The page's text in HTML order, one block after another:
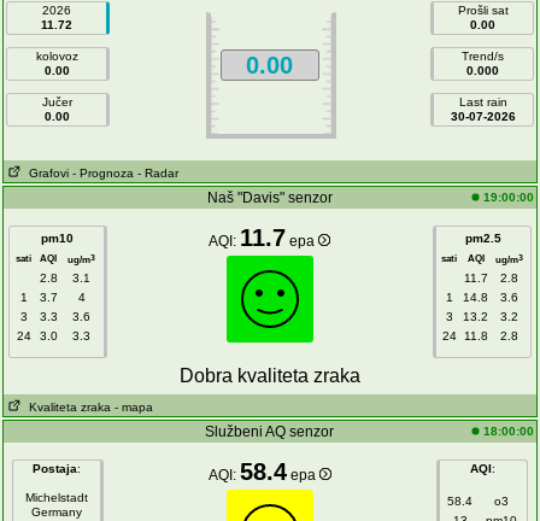
2026
11.72
kolovoz
0.00
Jučer
0.00
0.00
Prošli sat
0.00
Trend/s
0.000
Last rain
30-07-2026
Grafovi - Prognoza - Radar
Naš "Davis" senzor 19:00:00
pm10
sati AQI ug/m3
2.8
3.1
1
3.7
4
3
3.3
3.6
24
3.0 3.3
AQI: 11.7 epa pm2.5
sati AQI ug/m3
11.7
2.8
1
14.8
3.6
3
13.2
3.2
24
11.8 2.8
Dobra kvaliteta zraka
Kvaliteta zraka - mapa
Službeni AQ senzor 18:00:00
Postaja:
Michelstadt
Germany
AQI: 58.4 epa AQI:
58.4
o3